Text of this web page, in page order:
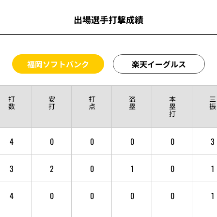
出場選手打撃成績
福岡ソフトバンク 楽天イーグルス
打
数
安
打
打
点
盗
塁
本
塁
打
三
振
4 0 0 0 0 3
3 2 0 1 0 1
4 0 0 0 0 1